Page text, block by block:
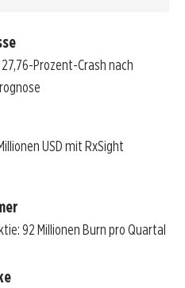
Prozent-Crash nach
USD mit RxSight
92 Millionen Burn pro Quartal